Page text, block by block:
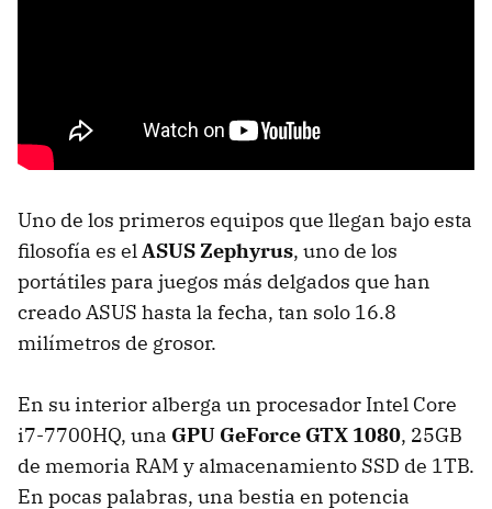
Uno de los primeros equipos que llegan bajo esta
filosofía es elASUS Zephyrus, uno de los
portátiles para juegos más delgados que han
creado ASUS hasta la fecha, tan solo 16.8
milímetros de grosor.
En su interior alberga un procesador Intel Core
i7-7700HQ, una GPU GeForce GTX 1080, 25GB
de memoria RAM y almacenamiento SSD de 1TB.
En pocas palabras, una bestia en potencia